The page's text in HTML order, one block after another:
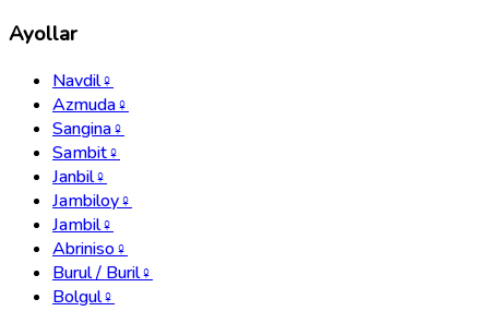
Ayollar
Navdil♀
Azmuda♀
Sangina♀
Sambit♀
Janbil♀
Jambiloy♀
Jambil♀
Abriniso♀
Burul / Buril♀
Bolgul♀